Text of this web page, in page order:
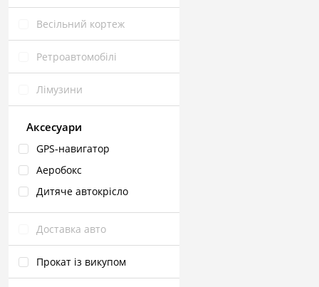
Весільний кортеж
Ретроавтомобілі
Лімузини
Аксесуари
GPS‑навигатор
Аеробокс
Дитяче автокрісло
Доставка авто
Прокат із викупом